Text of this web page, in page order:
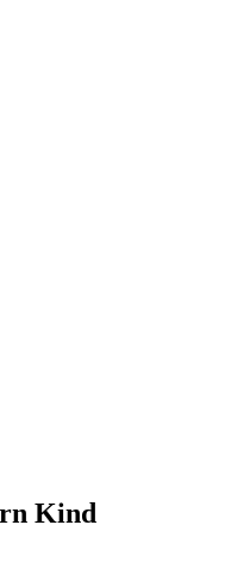
Kind